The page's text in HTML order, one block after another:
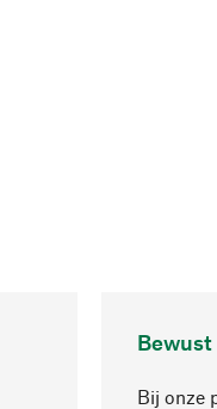
Bewust
Bij onze